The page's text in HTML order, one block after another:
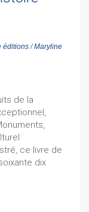
éditions/Maryline
de la
ce livre de
dix